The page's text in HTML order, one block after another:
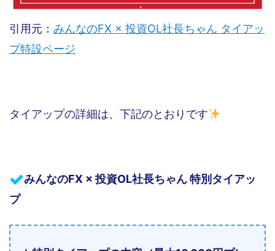
引用元： みんなのFX × 投資OL社長ちゃん タイアッ
プ特設ページ
タイアップの詳細は、下記のとおりです
みんなのFX × 投資OL社長ちゃん 特別タイアッ
プ